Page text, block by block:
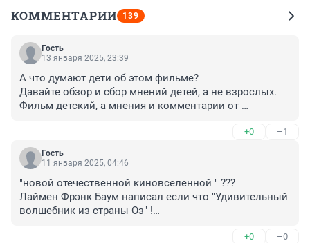
КОММЕНТАРИИ 139
Гость
13 января 2025, 23:39
А что думают дети об этом фильме?
Давайте обзор и сбор мнений детей, а не взрослых.
Фильм детский, а мнения и комментарии от
+0 –1
Гость
11 января 2025, 04:46
"новой отечественной киновселенной " ???
Лаймен Фрэнк Баум написал если что "Удивительный
волшебник из страны Оз" !
+0 –0